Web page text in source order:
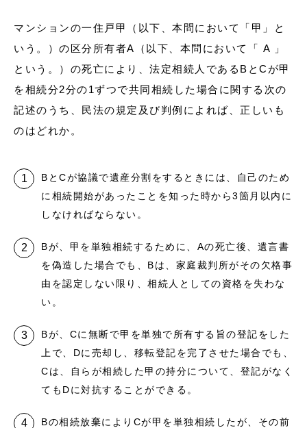
マンションの一住戸甲（以下、本問において「甲」と
いう。）の区分所有者A（以下、本問において「 A 」
という。）の死亡により、法定相続人であるBとCが甲
を相続分2分の1ずつで共同相続した場合に関する次の
記述のうち、民法の規定及び判例によれば、正しいも
のはどれか。
BとCが協議で遺産分割をするときには、自己のため
に相続開始があったことを知った時から3箇月以内に
しなければならない。
Bが、甲を単独相続するために、Aの死亡後、遺言書
を偽造した場合でも、Bは、家庭裁判所がその欠格事
由を認定しない限り、相続人としての資格を失わな
い。
Bが、Cに無断で甲を単独で所有する旨の登記をした
上で、Dに売却し、移転登記を完了させた場合でも、
Cは、自らが相続した甲の持分について、登記がなく
てもDに対抗することができる。
Bの相続放棄によりCが甲を単独相続したが、その前